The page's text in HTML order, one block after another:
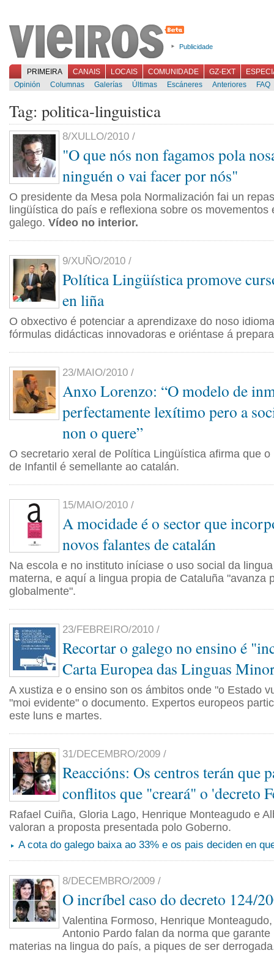
Publicidade
PRIMEIRA CANAIS LOCAIS COMUNIDADE GZ-EXT
Opinión
Columnas Galerías Últimas Escáneres Anteriores FAQ
Tag: politica-linguistica
8/XULLO/2010 /
"O que nós non fagamos pola
ninguén o vai facer por nós"
O presidente da Mesa pola Normalización fai un
lingüística do país e reflexiona sobre os movementos
galego. Vídeo no interior.
9/XUÑO/2010 /
Política Lingüística promove
en liña
O obxectivo é potenciar a aprendizaxe do noso
fórmulas didácticas innovadoras e oriéntase á
23/MAIO/2010 /
Anxo Lorenzo: “O modelo de
perfectamente lexítimo pero a
non o quere”
O secretario xeral de Política Lingüística afirma que
de Infantil é semellante ao catalán.
15/MAIO/2010 /
A mocidade é o sector que
novos falantes de catalán
Na escola e no instituto iníciase o uso social da
materna, e aquí a lingua propia de Cataluña "avanza
globalmente".
23/FEBREIRO/2010 /
Recortar o galego no ensino é
Carta Europea das Linguas
A xustiza e o ensino son os ámbitos onde "o Estado
"moi evidente" o documento. Expertos europeos
este luns e martes.
31/DECEMBRO/2009 /
Reaccións: Os centros terán que
conflitos que "creará" o 'decreto
Rafael Cuiña, Gloria Lago, Henrique Monteagudo e
valoran a proposta presentada polo Goberno.
A cota do galego baixa ao 33% e os pais deciden en
8/DECEMBRO/2009 /
O incríbel caso do decreto 124/
Valentina Formoso, Henrique
Antonio Pardo falan da norma que garante
materias na lingua do país, a piques de ser